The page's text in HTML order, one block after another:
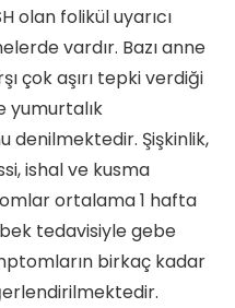
olan folikül uyarıcı
vardır. Bazı anne
çok aşırı tepki verdiği
yumurtalık
denilmektedir. Şişkinlik,
ishal ve kusma
ortalama 1 hafta
tedavisiyle gebe
birkaç kadar